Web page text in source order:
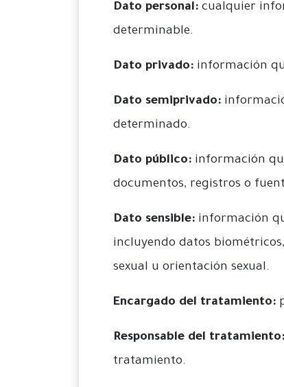
Dato personal: cualquier
determinable.
Dato privado: información
Dato semiprivado:
determinado.
Dato público: información
documentos, registros o
Dato sensible: información
incluyendo datos
sexual u orientación sexual.
Encargado del tratamiento:
Responsable del tratamiento:
tratamiento.